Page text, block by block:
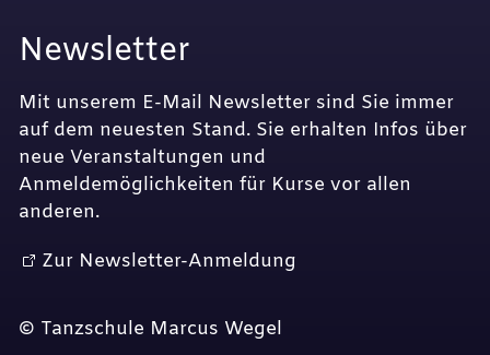
Newsletter
Mit unserem E-Mail Newsletter sind Sie immer
auf dem neuesten Stand. Sie erhalten Infos über
neue Veranstaltungen und
Anmeldemöglichkeiten für Kurse vor allen
anderen.
Zur Newsletter-Anmeldung
© Tanzschule Marcus Wegel